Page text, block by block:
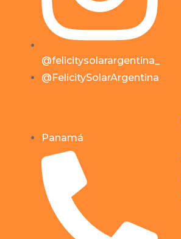
@felicitysolarargentina_
@FelicitySolarArgentina
Panamá